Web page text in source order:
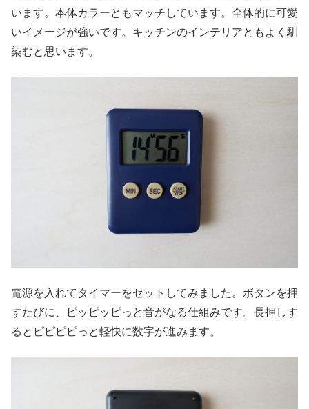
います。本体カラーともマッチしています。全体的に可愛
いイメージが強いです。キッチンのインテリアともよく馴
染むと思います。
電源を入れてタイマーをセットしてみました。ボタンを押
すたびに、ピッピッピっと音がなる仕組みです。長押しす
るとピピピピっと軽快に数字が進みます。